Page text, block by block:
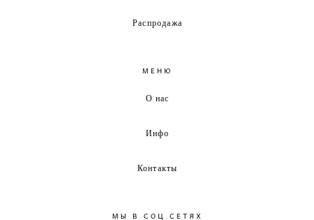
Распродажа
МЕНЮ
О нас
Инфо
Контакты
МЫ В СОЦ.СЕТЯХ